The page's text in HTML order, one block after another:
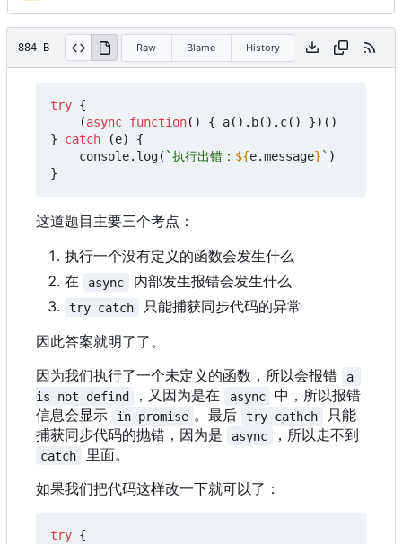
884 B Raw Blame History
try {
(async function() { a(). b(). c()
})()
}
catch (e)
{
console. log( `执行出错： ${e.message} ` )
}
这道题目主要三个考点：
执行一个没有定义的函数会发生什么
在
async 内部发生报错会发生什么
try catch
只能捕获同步代码的异常
因此答案就明了了。
因为我们执行了一个未定义的函数，所以会报错
a
is not defind
，又因为是在 async
中，所以报错
信息会显示
in promise 。最后 try cathch
只能
捕获同步代码的抛错，因为是
async ，所以走不到
catch
里面。
如果我们把代码这样改一下就可以了：
try {